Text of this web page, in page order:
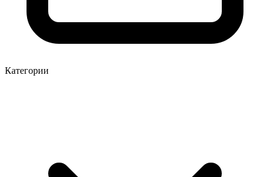
Категории